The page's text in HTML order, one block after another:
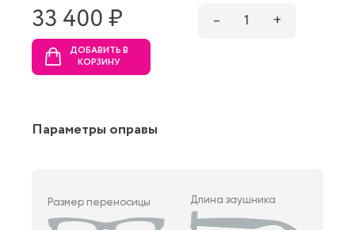
33 400 ₷ – 1 +
ДОБАВИТЬ В
КОРЗИНУ
Параметры оправы
Размер переносицы Длина заушника